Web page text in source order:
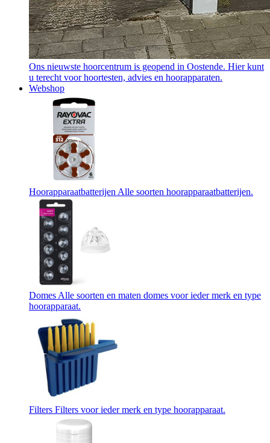
Ons nieuwste hoorcentrum is geopend in Oostende. Hier kunt
u terecht voor hoortesten, advies en hoorapparaten.
Webshop
Hoorapparaatbatterijen Alle soorten hoorapparaatbatterijen.
Domes Alle soorten en maten domes voor ieder merk en type
hoorapparaat.
Filters Filters voor ieder merk en type hoorapparaat.